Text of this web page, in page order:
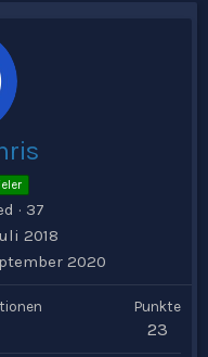
· 37
2018
2020
Punkte
23